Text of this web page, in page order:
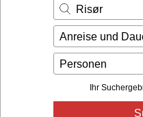
Risør
Anreise und
Personen
Ihr